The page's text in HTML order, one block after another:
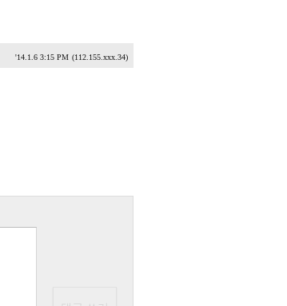
'14.1.6 3:15 PM (112.155.xxx.34)